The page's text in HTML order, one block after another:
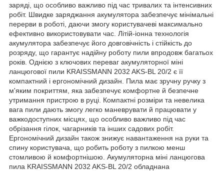
заряді, що особливо важливо під час тривалих та інтенсивних
робіт. Швидке заряджання акумулятора забезпечує мінімальні
перерви в роботі, даючи змогу користувачеві максимально
ефективно використовувати час. Літій-іонна технологія
акумулятора забезпечує його довговічність і стійкість до
розряду, що гарантує надійну роботу пили впродовж багатьох
років. Однією з ключових переваг акумуляторної міні
ланцюгової пили KRAISSMANN 2032 AKS-BL 20/2 є її
компактний і ергономічний дизайн. Пила має зручну ручку з
м'яким покриттям, яка забезпечує комфортне й безпечне
утримання пристрою в руці. Компактні розміри та невелика
вага пили дають змогу легко маневрувати й працювати у
важкодоступних місцях, що особливо важливо під час
обрізання гілок, чагарників та інших садових робіт.
Ергономічний дизайн також знижує навантаження на руки та
спину користувача, що робить роботу з пилкою менш
стомливою й комфортнішою. Акумуляторна міні ланцюгова
пила KRAISSMANN 2032 AKS-BL 20/2 обладнана